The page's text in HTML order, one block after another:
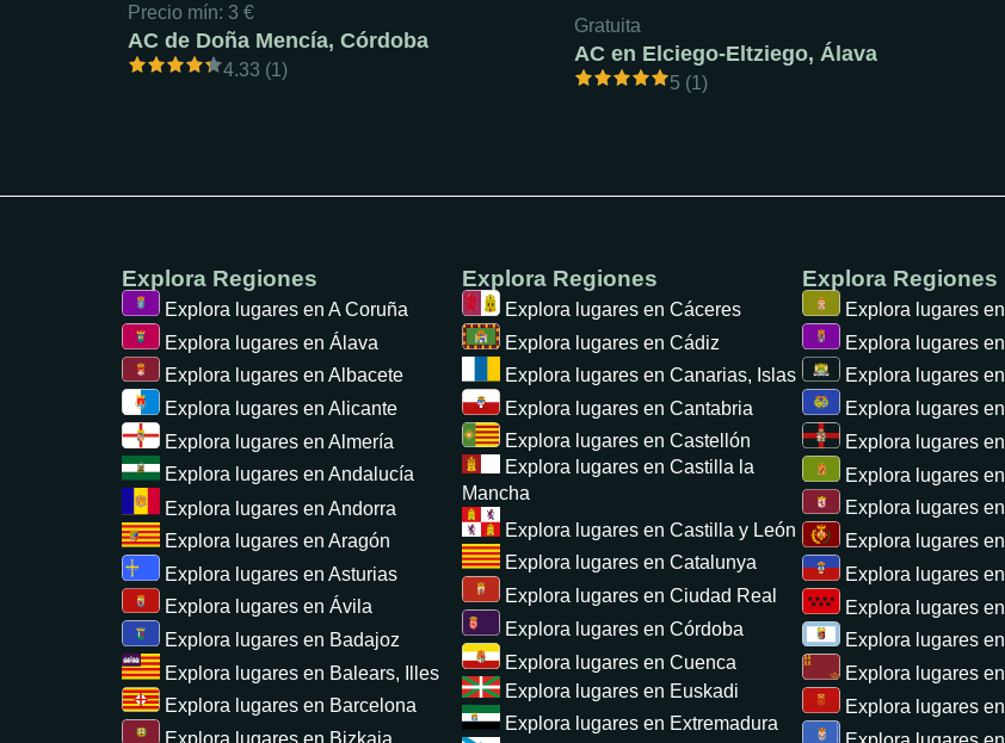
Precio mín: 3 €
AC de Doña Mencía, Córdoba
4.33 (1)
Gratuita
AC en Elciego-Eltziego, Álava
5 (1)
Explora Regiones
Explora lugares en A Coruña
Explora lugares en Álava
Explora lugares en Albacete
Explora lugares en Alicante
Explora lugares en Almería
Explora lugares en Andalucía
Explora lugares en Andorra
Explora lugares en Aragón
Explora lugares en Asturias
Explora lugares en Ávila
Explora lugares en Badajoz
Explora lugares en Balears, Illes
Explora lugares en Barcelona
Explora lugares en Bizkaia
Explora Regiones
Explora lugares en Cáceres
Explora lugares en Cádiz
Explora lugares en Canarias, Islas
Explora lugares en Cantabria
Explora lugares en Castellón
Explora lugares en Castilla la
Mancha
Explora lugares en Castilla y León
Explora lugares en Catalunya
Explora lugares en Ciudad Real
Explora lugares en Córdoba
Explora lugares en Cuenca
Explora lugares en Euskadi
Explora lugares en Extremadura
Explora Regiones
Explora lugares en
Explora lugares en
Explora lugares en
Explora lugares en
Explora lugares en
Explora lugares en
Explora lugares en
Explora lugares en
Explora lugares en
Explora lugares en
Explora lugares en
Explora lugares en
Explora lugares en